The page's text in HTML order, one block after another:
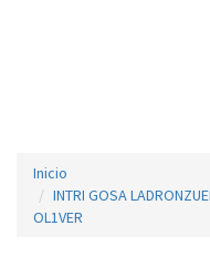
Inicio
INTRI GOSA
OL1VER